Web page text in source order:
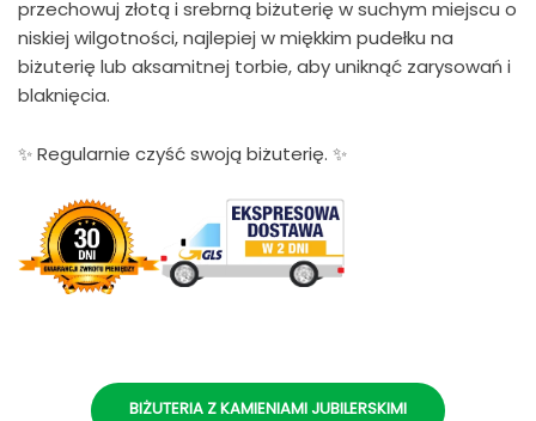
przechowuj złotą i srebrną biżuterię w suchym miejscu o
niskiej wilgotności, najlepiej w miękkim pudełku na
biżuterię lub aksamitnej torbie, aby uniknąć zarysowań i
blaknięcia.
✨ Regularnie czyść swoją biżuterię. ✨
BIŻUTERIA Z KAMIENIAMI JUBILERSKIMI